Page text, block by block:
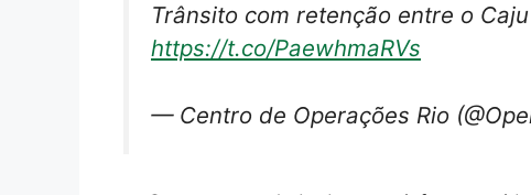
Trânsito com retenção entre o
https://t.co/PaewhmaRVs
— Centro de Operações Rio